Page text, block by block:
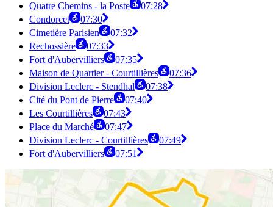
Quatre Chemins - la Poste
07:28
Condorcet
07:30
Cimetière Parisien
07:32
Rechossière
07:33
Fort d'Aubervilliers
07:35
Maison de Quartier - Courtillières
07:36
Division Leclerc - Stendhal
07:38
Cité du Pont de Pierre
07:40
Les Courtillières
07:43
Place du Marché
07:47
Division Leclerc - Courtillières
07:49
Fort d'Aubervilliers
07:51